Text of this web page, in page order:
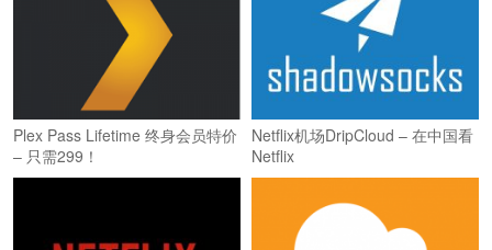
Plex Pass Lifetime 终身会员特价
– 只需299！
Netflix机场DripCloud – 在中国看
Netflix